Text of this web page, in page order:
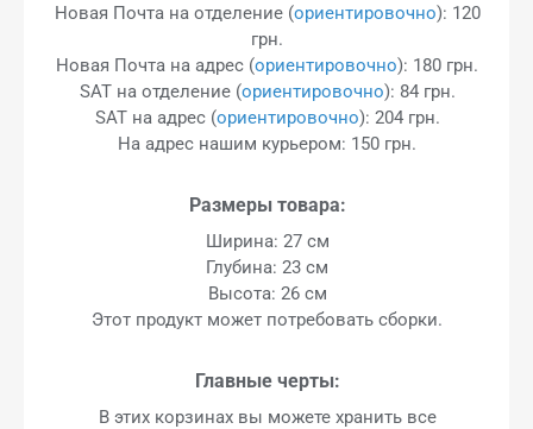
Новая Почта на отделение (ориентировочно): 120
грн.
Новая Почта на адрес (ориентировочно): 180 грн.
SAT на отделение (ориентировочно): 84 грн.
SAT на адрес (ориентировочно): 204 грн.
На адрес нашим курьером: 150 грн.
Размеры товара:
Ширина: 27 см
Глубина: 23 см
Высота: 26 см
Этот продукт может потребовать сборки.
Главные черты:
В этих корзинах вы можете хранить все